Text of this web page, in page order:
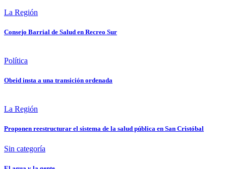
La Región
Consejo Barrial de Salud en Recreo Sur
Política
Obeid insta a una transición ordenada
La Región
Proponen reestructurar el sistema de la salud pública en San Cristóbal
Sin categoría